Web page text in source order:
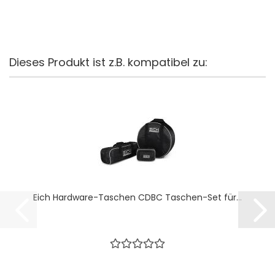
Dieses Produkt ist z.B. kompatibel zu:
Eich Hardware-Taschen CDBC Taschen-Set für...